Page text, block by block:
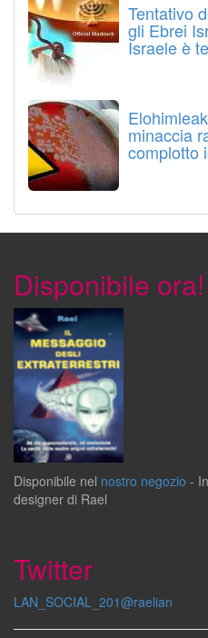
Tentativo
gli Ebrei
Israele è
minaccia
complotto
Disponibile ora!
Disponibile nel nostro negozio -
designer di Rael
Twitter
LAN_SOCIAL_201@raelian